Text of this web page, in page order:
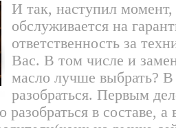
И так, наступил
обслуживается на
ответственность за
Вас. В том числе и
масло лучше выбрать?
разобраться. Первым
разобраться в составе,